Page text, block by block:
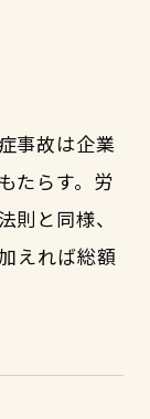
事故は企業
たらす。労
と同様、
えれば総額